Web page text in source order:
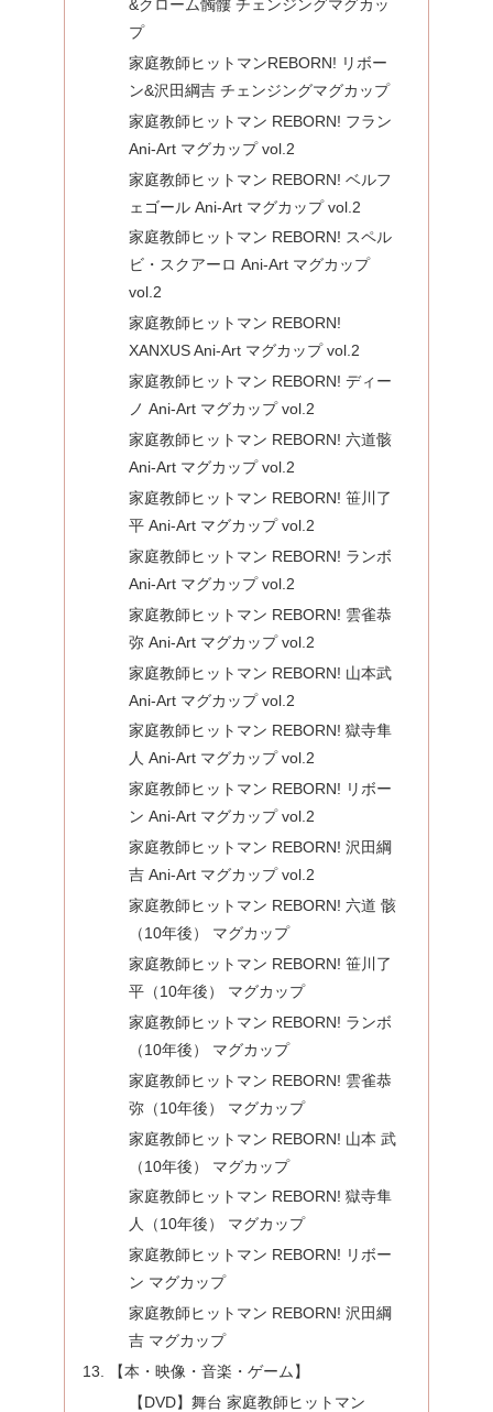
&クローム髑髏 チェンジングマグカッ
プ
家庭教師ヒットマンREBORN! リボー
ン&沢田綱吉 チェンジングマグカップ
家庭教師ヒットマン REBORN! フラン
Ani-Art マグカップ vol.2
家庭教師ヒットマン REBORN! ベルフ
ェゴール Ani-Art マグカップ vol.2
家庭教師ヒットマン REBORN! スペル
ビ・スクアーロ Ani-Art マグカップ
vol.2
家庭教師ヒットマン REBORN!
XANXUS Ani-Art マグカップ vol.2
家庭教師ヒットマン REBORN! ディー
ノ Ani-Art マグカップ vol.2
家庭教師ヒットマン REBORN! 六道骸
Ani-Art マグカップ vol.2
家庭教師ヒットマン REBORN! 笹川了
平 Ani-Art マグカップ vol.2
家庭教師ヒットマン REBORN! ランボ
Ani-Art マグカップ vol.2
家庭教師ヒットマン REBORN! 雲雀恭
弥 Ani-Art マグカップ vol.2
家庭教師ヒットマン REBORN! 山本武
Ani-Art マグカップ vol.2
家庭教師ヒットマン REBORN! 獄寺隼
人 Ani-Art マグカップ vol.2
家庭教師ヒットマン REBORN! リボー
ン Ani-Art マグカップ vol.2
家庭教師ヒットマン REBORN! 沢田綱
吉 Ani-Art マグカップ vol.2
家庭教師ヒットマン REBORN! 六道 骸
（10年後） マグカップ
家庭教師ヒットマン REBORN! 笹川了
平（10年後） マグカップ
家庭教師ヒットマン REBORN! ランボ
（10年後） マグカップ
家庭教師ヒットマン REBORN! 雲雀恭
弥（10年後） マグカップ
家庭教師ヒットマン REBORN! 山本 武
（10年後） マグカップ
家庭教師ヒットマン REBORN! 獄寺隼
人（10年後） マグカップ
家庭教師ヒットマン REBORN! リボー
ン マグカップ
家庭教師ヒットマン REBORN! 沢田綱
吉 マグカップ
【本・映像・音楽・ゲーム】
【DVD】舞台 家庭教師ヒットマン